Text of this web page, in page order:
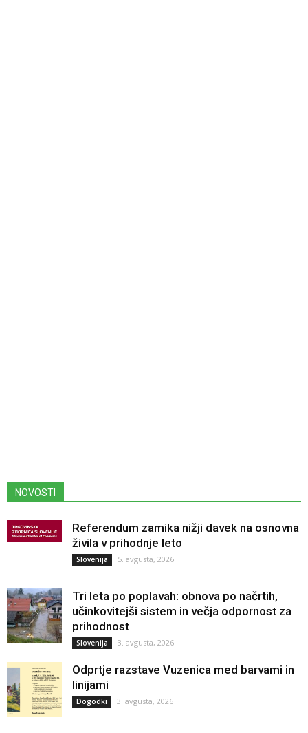
NOVOSTI
Referendum zamika nižji davek na osnovna
živila v prihodnje leto
Slovenija 5. avgusta, 2026
Tri leta po poplavah: obnova po načrtih,
učinkovitejši sistem in večja odpornost za
prihodnost
Slovenija 3. avgusta, 2026
Odprtje razstave Vuzenica med barvami in
linijami
Dogodki 3. avgusta, 2026